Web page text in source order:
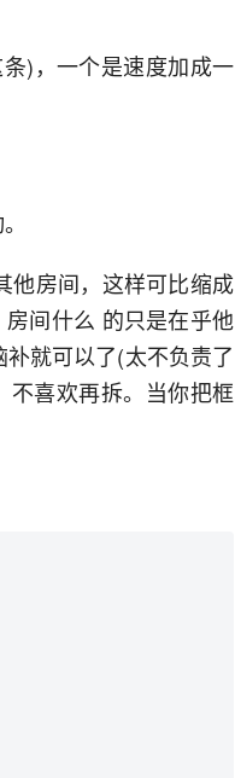
)，一个是速度加成一
他房间，这样可比缩成
间什么 的只是在乎他
就可以了(太不负责了
不喜欢再拆。当你把框